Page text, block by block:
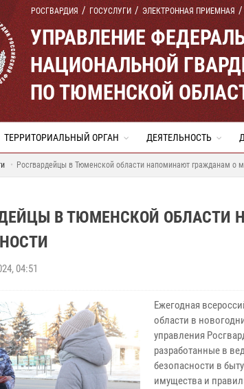
РОСГВАРДИЯ ГОСУСЛУГИ ЭЛЕКТРОННАЯ ПРИЕМНАЯ
УПРАВЛЕНИЕ
НАЦИОНАЛЬНОЙ
ПО ТЮМЕНСКОЙ
ТЕРРИТОРИАЛЬНЫЙ ОРГАН ДЕЯТЕЛЬНОСТЬ
Росгвардейцы в Тюменской области напоминают гражданам о
В ТЮМЕНСКОЙ
04:51
Ежегодная
области в
управления
разработанные в
безопасности в
имущества и